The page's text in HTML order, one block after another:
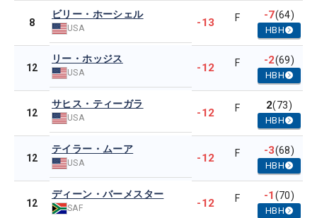
8
ビリー・ホーシェル
USA -13 F -7(64)
HBH
12
リー・ホッジス
USA -12 F -2(69)
HBH
12
サヒス・ティーガラ
USA -12 F 2(73)
HBH
12
テイラー・ムーア
USA -12 F -3(68)
HBH
12
ディーン・バーメスター
SAF -12 F -1(70)
HBH